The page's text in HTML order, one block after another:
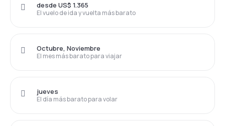
El vuelo de ida y vuelta más barato
desde US$ 1.365
El mes más barato para viajar
Octubre, Noviembre
El día más barato para volar
jueves